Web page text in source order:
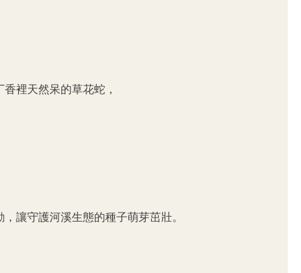
裡天然呆的草花蛇，
讓守護河溪生態的種子萌芽茁壯。